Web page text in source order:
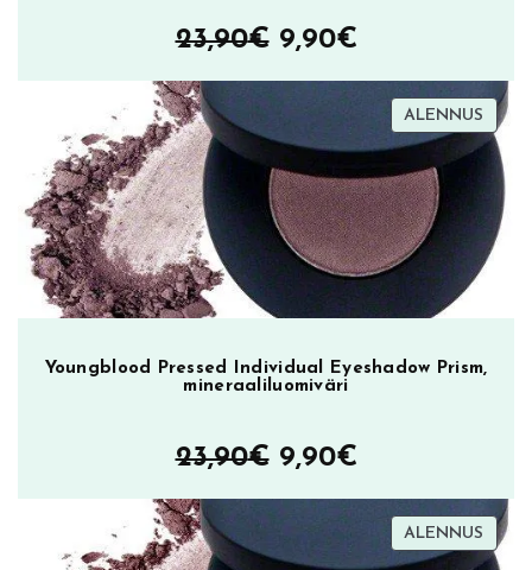
i
m
23,90€ Alkuperäinen
hinta
23,90€.
9,90€Nykyinen
hinta
on:
9,90€.
ALENNUS
Youngblood Pressed Individual Eyeshadow Prism,
mineraaliluomiväri
23,90€ Alkuperäinen
hinta
9,90€Nykyinen
hinta
on: ALENNUS